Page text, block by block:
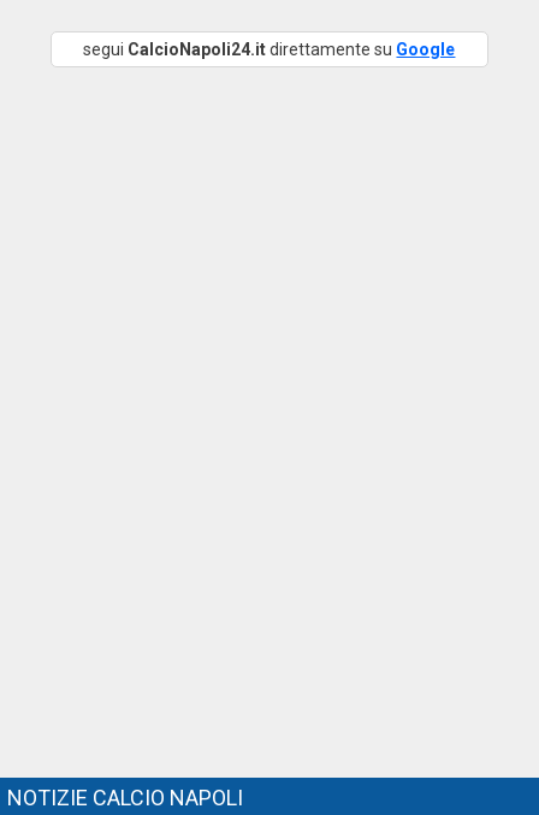
segui CalcioNapoli24.itdirettamente su Google
NOTIZIE CALCIO NAPOLI